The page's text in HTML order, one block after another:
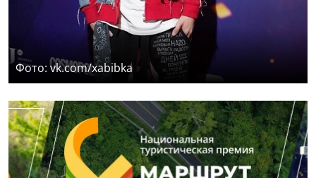
Фото: vk.com/xabibka